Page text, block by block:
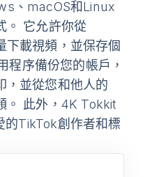
、macOS和Linux
。 它允許你從
下載視頻，並保存個
程序備份您的帳戶，
，並從您和他人的
。 此外，4K Tokkit
的TikTok創作者和標